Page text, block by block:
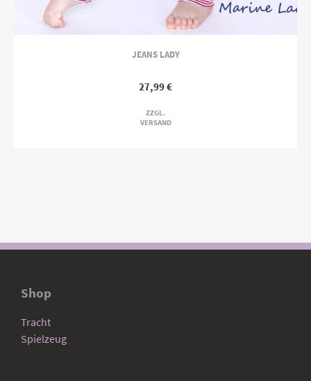
JEANS LADY
27,99€
ZZGL.
VERSAND
Shop
Tracht
Spielzeug